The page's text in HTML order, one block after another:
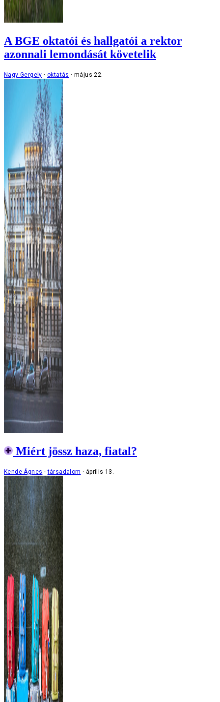
A BGE oktatói és hallgatói a rektor
azonnali lemondását követelik
Nagy Gergely oktatás május 22.
Miért jössz haza, fiatal?
Kende Ágnes társadalom április 13.